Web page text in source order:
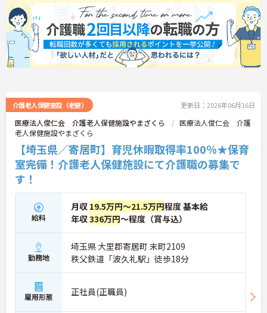
介護老人保健施設（老健） 更新日：2026年06月16日
医療法人俊仁会 介護老人保健施設やまざくら
医療法人俊仁会 介護
老人保健施設やまざくら
【埼玉県／寄居町】育児休暇取得率100％★保育
室完備！介護老人保健施設にて介護職の募集で
す！
給料
月収 19.5万円～21.5万円程度 基本給
年収336万円～程度（賞与込）
勤務地
埼玉県 大里郡寄居町 末町2109
秩父鉄道「波久礼駅」徒歩18分
雇用形態 正社員(正職員)